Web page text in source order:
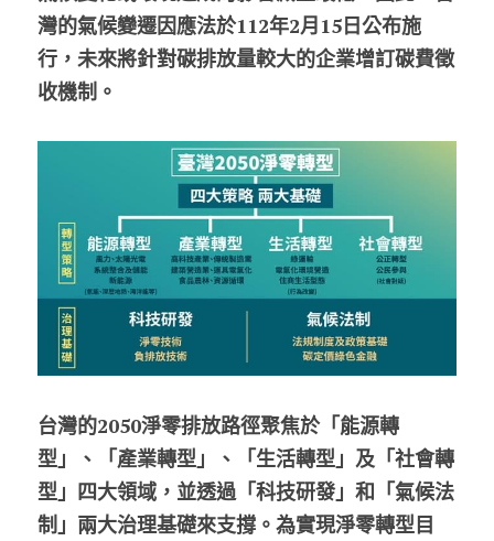
灣的氣候變遷因應法於112年2月15日公布施
行，未來將針對碳排放量較大的企業增訂碳費徵
收機制。
台灣的2050淨零排放路徑聚焦於「能源轉
型」、「產業轉型」、「生活轉型」及「社會轉
型」四大領域，並透過「科技研發」和「氣候法
制」兩大治理基礎來支撐。為實現淨零轉型目